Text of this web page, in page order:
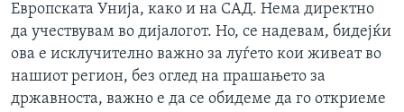
Европската Унија, како и на САД. Нема директно
да учествувам во дијалогот. Но, се надевам, бидејќи
ова е исклучително важно за луѓето кои живеат во
нашиот регион, без оглед на прашањето за
државноста, важно е да се обидеме да го откриеме